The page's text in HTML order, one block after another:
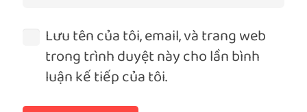
Lưu tên của tôi, email, và trang web
trong trình duyệt này cho lần bình
luận kế tiếp của tôi.